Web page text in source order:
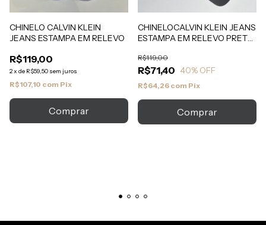
CHINELO CALVIN KLEIN
JEANS ESTAMPA EM RELEVO
R$119,00
2x de R$59,50 sem juros
R$107,10 com Pix
Comprar
CHINELOCALVIN KLEIN JEANS
ESTAMPA EM RELEVO PRETO
R$71,40
R$119,00
40% OFF
R$64,26 com Pix